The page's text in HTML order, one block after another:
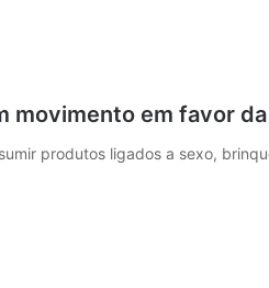
movimento em favor
produtos ligados a sexo,